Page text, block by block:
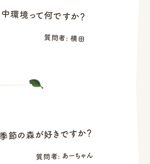
環境って何ですか？
質問者: 横田
節の森が好きですか？
質問者: あーちゃん